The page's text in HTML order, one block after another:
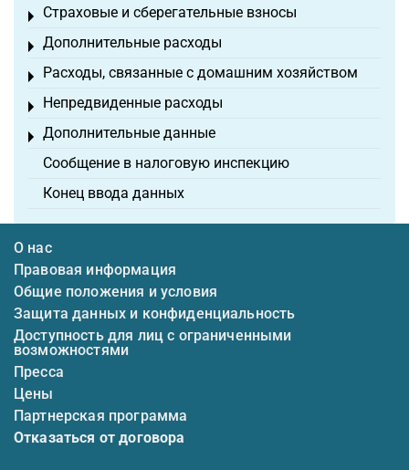
Страховые и сберегательные взносы
Toggle menu
Дополнительные расходы
Toggle menu
Расходы, связанные с домашним хозяйством
Toggle menu
Непредвиденные расходы
Toggle menu
Дополнительные данные
Toggle menu
Сообщение в налоговую инспекцию
Конец ввода данных
О нас
Правовая информация
Общие положения и условия
Защита данных и конфиденциальность
Доступность для лиц с ограниченными
возможностями
Пресса
Цены
Партнерская программа
Отказаться от договора